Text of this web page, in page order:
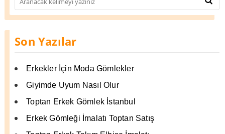
Son Yazılar
Erkekler İçin Moda Gömlekler
Giyimde Uyum Nasıl Olur
Toptan Erkek Gömlek İstanbul
Erkek Gömleği İmalatı Toptan Satış